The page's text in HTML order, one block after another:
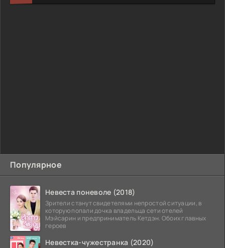
Популярное
Невеста поневоле (2018)
Зрители станут свидетелями непростой ситуации, в
которую попали дочка владельца сети отелей
Мэйсарин и предприниматель Кетдэн. Обоих главных
героев
Невестка-чужестранка (2020)